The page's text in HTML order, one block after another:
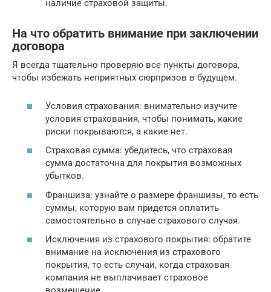
наличие страховой защиты.
На что обратить внимание при заключении
договора
Я всегда тщательно проверяю все пункты договора,
чтобы избежать неприятных сюрпризов в будущем.
Условия страхования: внимательно изучите
условия страхования, чтобы понимать, какие
риски покрываются, а какие нет.
Страховая сумма: убедитесь, что страховая
сумма достаточна для покрытия возможных
убытков.
Франшиза: узнайте о размере франшизы, то есть
суммы, которую вам придется оплатить
самостоятельно в случае страхового случая.
Исключения из страхового покрытия: обратите
внимание на исключения из страхового
покрытия, то есть случаи, когда страховая
компания не выплачивает страховое